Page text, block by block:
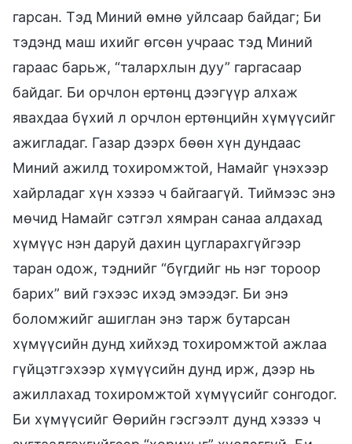
гарсан. Тэд Миний өмнө уйлсаар байдаг; Би
тэдэнд маш ихийг өгсөн учраас тэд Миний
гараас барьж, “талархлын дуу” гаргасаар
байдаг. Би орчлон ертөнц дээгүүр алхаж
явахдаа бүхий л орчлон ертөнцийн хүмүүсийг
ажигладаг. Газар дээрх бөөн хүн дундаас
Миний ажилд тохиромжтой, Намайг үнэхээр
хайрладаг хүн хэзээ ч байгаагүй. Тиймээс энэ
мөчид Намайг сэтгэл хямран санаа алдахад
хүмүүс нэн даруй дахин цугларахгүйгээр
таран одож, тэднийг “бүгдийг нь нэг тороор
барих” вий гэхээс ихэд эмээдэг. Би энэ
боломжийг ашиглан энэ тарж бутарсан
хүмүүсийн дунд хийхэд тохиромжтой ажлаа
гүйцэтгэхээр хүмүүсийн дунд ирж, дээр нь
ажиллахад тохиромжтой хүмүүсийг сонгодог.
Би хүмүүсийг Өөрийн гэсгээлт дунд хэзээ ч